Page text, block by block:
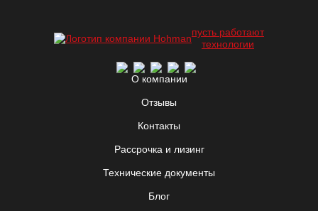
пусть работают
технологии
О компании
Отзывы
Контакты
Рассрочка и лизинг
Технические документы
Блог